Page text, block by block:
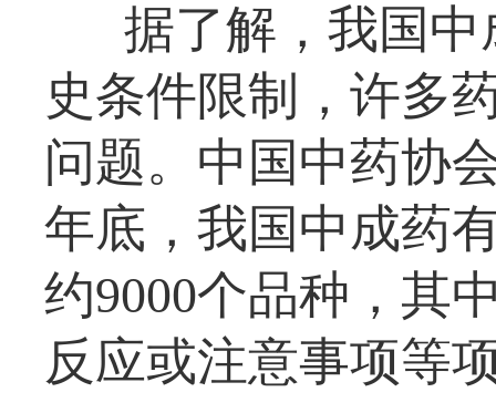
据了解，我国
史条件限制，许多
问题。中国中药协
年底，我国中成药
约9000个品种，其
反应或注意事项等